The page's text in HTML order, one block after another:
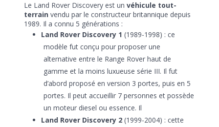
Le Land Rover Discovery est un véhicule tout-
terrainvendu par le constructeur britannique depuis
1989. Il a connu 5 générations :
Land Rover Discovery 1 (1989-1998) : ce
modèle fut conçu pour proposer une
alternative entre le Range Rover haut de
gamme et la moins luxueuse série III. Il fut
d’abord proposé en version 3 portes, puis en 5
portes. Il peut accueillir 7 personnes et possède
un moteur diesel ou essence. Il
Land Rover Discovery 2(1999-2004) : cette